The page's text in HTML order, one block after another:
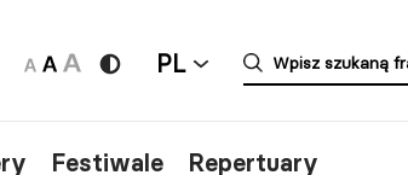
PL
Festiwale Repertuary